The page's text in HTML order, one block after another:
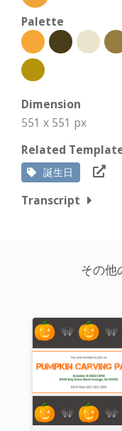
Palette
Dimension
551 x 551 px
Related
誕生日
Transcript
その他